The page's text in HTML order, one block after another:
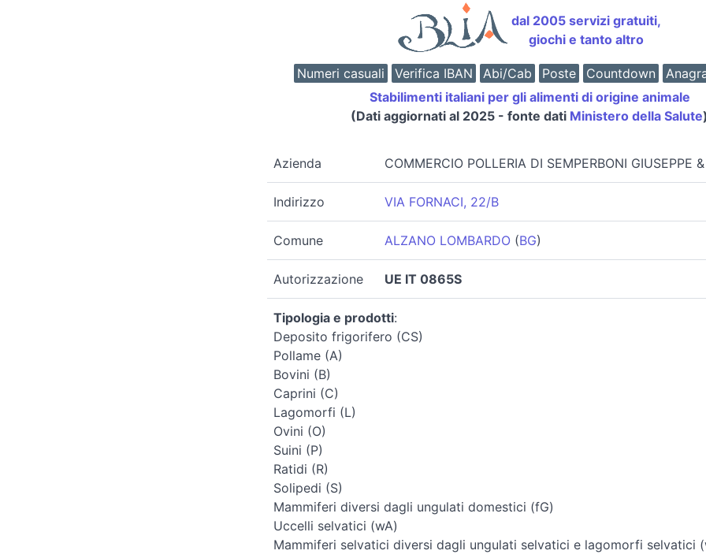
dal 2005 servizi gratuiti,
giochi e tanto altro
Numeri casuali Verifica IBAN Abi/Cab Poste Countdown
Stabilimenti italiani per gli alimenti di origine animale
(Dati aggiornati al 2025 - fonte dati Ministero della Salute
Azienda COMMERCIO POLLERIA DI SEMPERBONI GIUSEPPE
Indirizzo VIA FORNACI, 22/B
Comune ALZANO LOMBARDO(BG)
Autorizzazione UE IT 0865S
Tipologia e prodotti:
Deposito frigorifero (CS)
Pollame (A)
Bovini (B)
Caprini (C)
Lagomorfi (L)
Ovini (O)
Suini (P)
Ratidi (R)
Solipedi (S)
Mammiferi diversi dagli ungulati domestici (fG)
Uccelli selvatici (wA)
Mammiferi selvatici diversi dagli ungulati selvatici e lagomorfi selvatici